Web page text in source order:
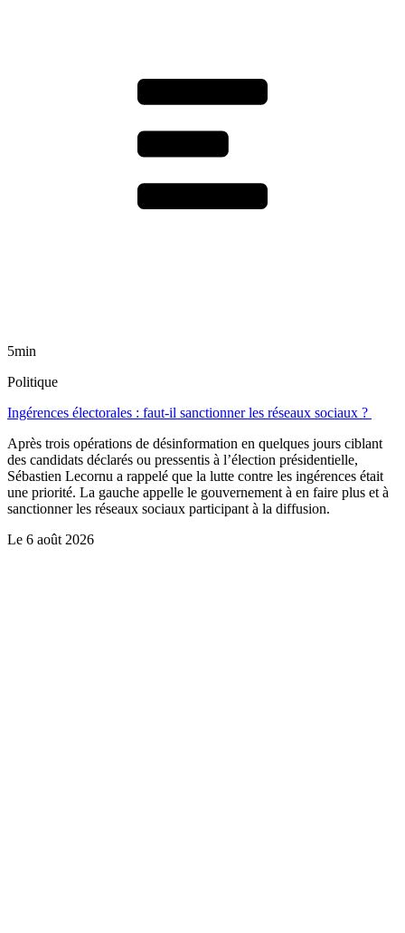
5min
Politique
Ingérences électorales : faut-il sanctionner les réseaux sociaux ?
Après trois opérations de désinformation en quelques jours ciblant
des candidats déclarés ou pressentis à l’élection présidentielle,
Sébastien Lecornu a rappelé que la lutte contre les ingérences était
une priorité. La gauche appelle le gouvernement à en faire plus et à
sanctionner les réseaux sociaux participant à la diffusion.
Le 6 août 2026